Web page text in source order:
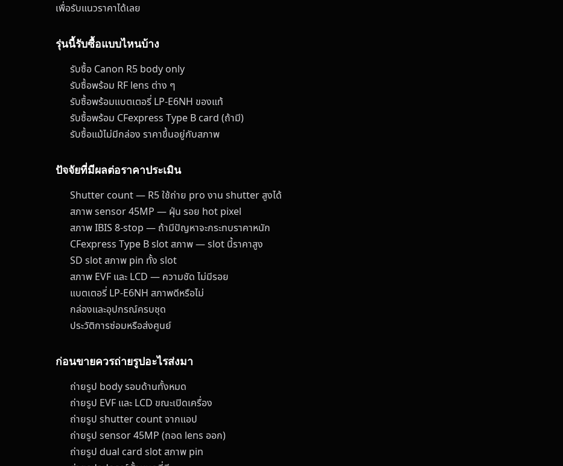
เพื่อรับแนวราคาได้เลย
รุ่นนี้รับซื้อแบบไหนบ้าง
รับซื้อ Canon R5 body only
รับซื้อพร้อม RF lens ต่าง ๆ
รับซื้อพร้อมแบตเตอรี่ LP-E6NH ของแท้
รับซื้อพร้อม CFexpress Type B card (ถ้ามี)
รับซื้อแม้ไม่มีกล่อง ราคาขึ้นอยู่กับสภาพ
ปัจจัยที่มีผลต่อราคาประเมิน
Shutter count — R5 ใช้ถ่าย pro งาน shutter สูงได้
สภาพ sensor 45MP — ฝุ่น รอย hot pixel
สภาพ IBIS 8-stop — ถ้ามีปัญหาจะกระทบราคาหนัก
CFexpress Type B slot สภาพ — slot นี้ราคาสูง
SD slot สภาพ pin ทั้ง slot
สภาพ EVF และ LCD — ความชัด ไม่มีรอย
แบตเตอรี่ LP-E6NH สภาพดีหรือไม่
กล่องและอุปกรณ์ครบชุด
ประวัติการซ่อมหรือส่งศูนย์
ก่อนขายควรถ่ายรูปอะไรส่งมา
ถ่ายรูป body รอบด้านทั้งหมด
ถ่ายรูป EVF และ LCD ขณะเปิดเครื่อง
ถ่ายรูป shutter count จากแอป
ถ่ายรูป sensor 45MP (ถอด lens ออก)
ถ่ายรูป dual card slot สภาพ pin